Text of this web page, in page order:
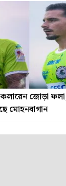
জোড়া
মোহনবাগান